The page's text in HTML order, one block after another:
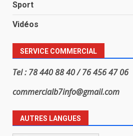
Sport
Vidéos
SERVICE COMMERCIAL
Tel : 78 440 88 40 / 76 456 47 06
commercialb7info@gmail.com
AUTRES LANGUES